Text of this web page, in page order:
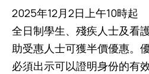
2025年12月2日上午10時起
全日制學生、殘疾人士及看
助受惠人士可獲半價優惠。
必須出示可以證明身份的有效